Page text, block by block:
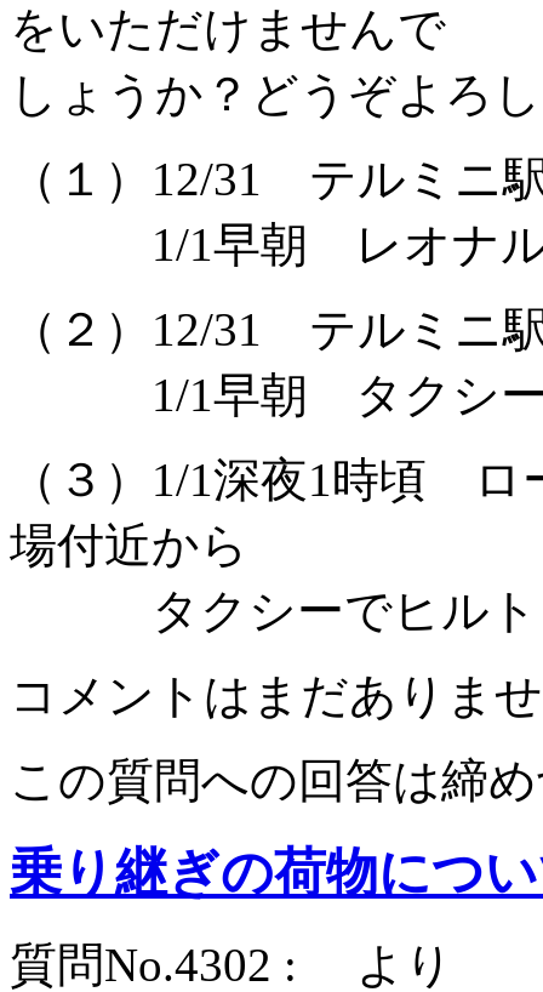
をいただけませんで
しょうか？どうぞよろ
（１）12/31 テルミニ
1/1早朝 レオナルド
（２）12/31 テルミニ
1/1早朝 タクシー
（３）1/1深夜1時頃
場付近から
タクシーでヒルトン
コメントはまだありま
この質問への回答は締
乗り継ぎの荷物につ
質問No.4302 : より